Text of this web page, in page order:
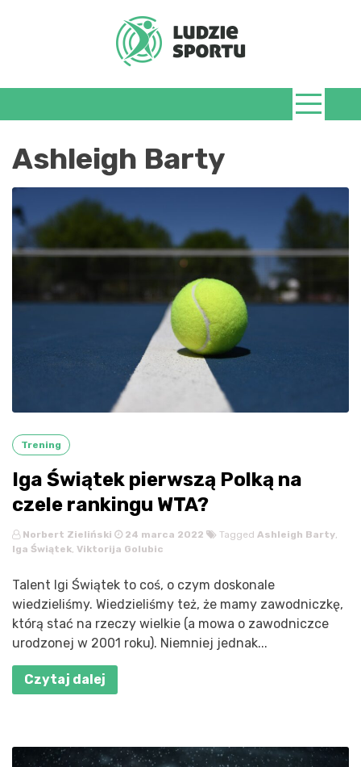
Ashleigh Barty
Trening
Iga Świątek pierwszą Polką na
czele rankingu WTA?
Norbert Zieliński 24 marca 2022 Tagged Ashleigh Barty
Iga Świątek Viktorija Golubic
Talent Igi Świątek to coś, o czym doskonale
wiedzieliśmy. Wiedzieliśmy też, że mamy zawodniczkę,
którą stać na rzeczy wielkie (a mowa o zawodniczce
urodzonej w 2001 roku). Niemniej jednak...
Czytaj dalej